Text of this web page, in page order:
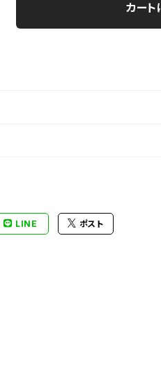
カート
LINE ポスト